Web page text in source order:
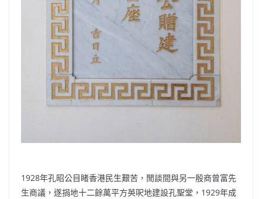
1928年孔昭公目睹香港民生艱苦，閒談間與另一殷商曾富先
生商議，遂捐地十二餘萬平方英呎地建設孔聖堂，1929年成